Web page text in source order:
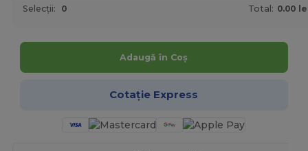
Selecții: 0 Total: 0.00
Adaugă în Coș
Cotație Express